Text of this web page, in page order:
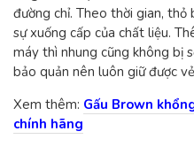
đường chỉ. Theo thời gian,
sự xuống cấp của chất liệu.
máy thì nhung cũng không bị
bảo quản nên luôn giữ được
Xem thêm: Gấu Brown
chính hãng